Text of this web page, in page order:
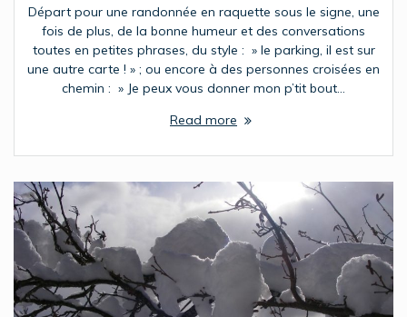
Départ pour une randonnée en raquette sous le signe, une
fois de plus, de la bonne humeur et des conversations
toutes en petites phrases, du style : » le parking, il est sur
une autre carte ! » ; ou encore à des personnes croisées en
chemin : » Je peux vous donner mon p’tit bout…
Read more